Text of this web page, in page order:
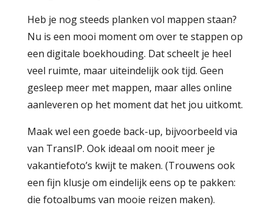
Heb je nog steeds planken vol mappen staan?
Nu is een mooi moment om over te stappen op
een digitale boekhouding. Dat scheelt je heel
veel ruimte, maar uiteindelijk ook tijd. Geen
gesleep meer met mappen, maar alles online
aanleveren op het moment dat het jou uitkomt.
Maak wel een goede back-up, bijvoorbeeld via
van TransIP. Ook ideaal om nooit meer je
vakantiefoto’s kwijt te maken. (Trouwens ook
een fijn klusje om eindelijk eens op te pakken:
die fotoalbums van mooie reizen maken).